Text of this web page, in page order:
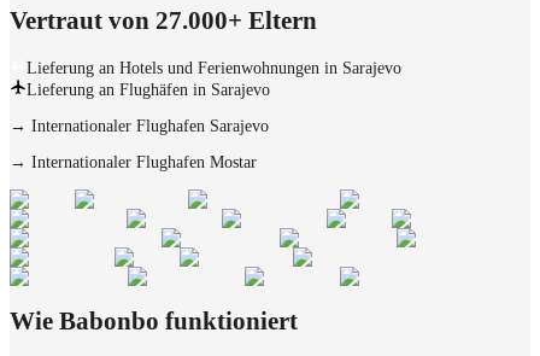
Vertraut von 27.000+ Eltern
Lieferung an Hotels und Ferienwohnungen in Sarajevo
Lieferung an Flughäfen in Sarajevo
→ Internationaler Flughafen Sarajevo
→ Internationaler Flughafen Mostar
Wie Babonbo funktioniert